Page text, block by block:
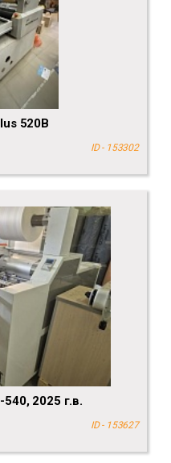
520B
ID - 153302
2025 г.в.
ID - 153627